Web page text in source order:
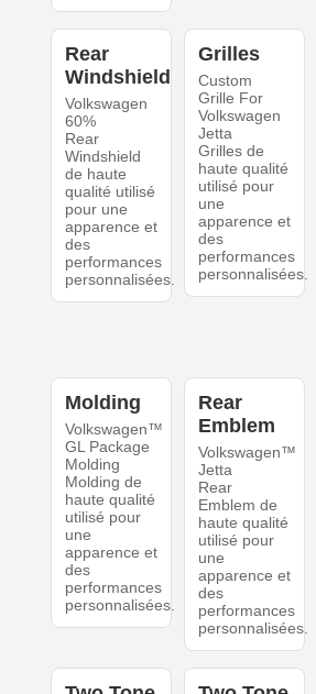
Rear
Windshield
Volkswagen
60%
Rear
Windshield
de haute
qualité utilisé
pour une
apparence et
des
performances
personnalisées.
Grilles
Custom
Grille For
Volkswagen
Jetta
Grilles de
haute qualité
utilisé pour
une
apparence et
des
performances
personnalisées.
Molding
Volkswagen™
GL Package
Molding
Molding de
haute qualité
utilisé pour
une
apparence et
des
performances
personnalisées.
Rear
Emblem
Volkswagen™
Jetta
Rear
Emblem de
haute qualité
utilisé pour
une
apparence et
des
performances
personnalisées.